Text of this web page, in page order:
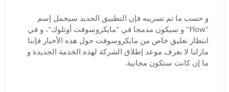
و حسب ما تم تسريبه فإن التطبيق الجديد سيحمل إسم
"Flow" و سيكون مدمجا في "مايكروسوفت أوتلوك"، و في
انتظار تعليق خاص من مايكروسوفت حول هذه الأخبار فإننا
مازلنا لا نعرف موعد إطلاق الشركة لهذه الخدمة الجديدة و
ما إن كانت ستكون مجانية.